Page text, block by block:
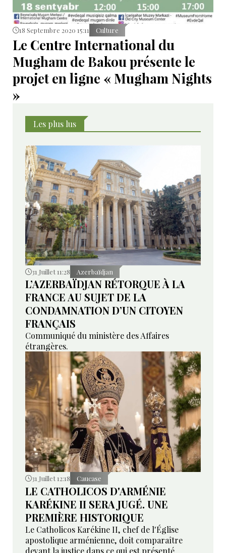
18 Septembre 2020 15:11 Culture
Le Centre International du
Mugham de Bakou présente le
projet en ligne « Mugham Nights
»
Les plus lus
31 Juillet 11:28 Azerbaïdjan
L’AZERBAÏDJAN RÉTORQUE À LA
FRANCE AU SUJET DE LA
CONDAMNATION D’UN CITOYEN
FRANÇAIS
Communiqué du ministère des Affaires
étrangères.
31 Juillet 12:18 Caucase
LE CATHOLICOS D'ARMÉNIE
KARÉKINE II SERA JUGÉ. UNE
PREMIÈRE HISTORIQUE
Le Catholicos Karékine II, chef de l'Église
apostolique arménienne, doit comparaître
devant la justice dans ce qui est présenté